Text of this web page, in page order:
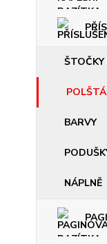
BARVY
NÁPLNĚ